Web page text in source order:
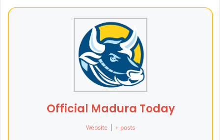
Official Madura Today
Website + posts